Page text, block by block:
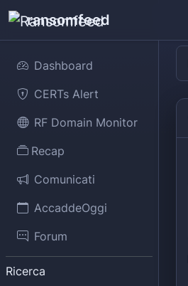
ransomfeed
Dashboard
CERTs Alert
RF Domain Monitor
Recap
Comunicati
AccaddeOggi
Forum
Ricerca